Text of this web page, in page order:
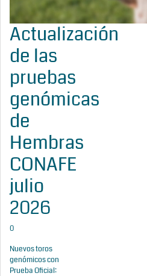
Actualización
de las
pruebas
genómicas
de
Hembras
CONAFE
julio
2026
0
Nuevos toros
genómicos con
Prueba Oficial: